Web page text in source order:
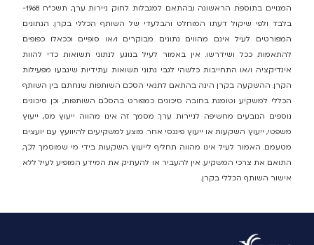
המנויים בתוספת הראשונה ובהתאם למגבלות לחוק ניירות ערך, תשכ"ח 1968-
בלבד ולפי שיקול דעתו המוחלט והבלעדי של השותף הכללי בקרן. הנתונים
המפורטים לעיל אינם מהווים נתונים מבוקרים ו/או סופיים וככאלו כפופים
להתאמות ככל ושידרשו. אין באמור לעיל בנוגע לנתוני תשואות כדי להוות
אינדיקציה ו/או התחייבות כלשהי לגבי נתוני תשואות עתידיות שינבעו מפעילות
הקרן. ההשקעה בקרן הינה בהתאם לתנאי הסכם השותפות שנחתם בין השותף
הכללי למשקיע וטומנת בחובה סיכונים כמפורט בהסכם השותפות, וכן סיכונים
נוספים הנובעים מחשיפה לניירות ערך. מסמך זה אינו מהווה ייעוץ מס, ייעוץ
משפטי, ייעוץ השקעות או ייעוץ פיננסי אחר. מוצע למשקיעים להיוועץ עם יועצים
מטעמם. האמור לעיל אינו מהווה תחליף לייעוץ השקעות בידי מי שמוסמך לכך,
התואם את צרכי המשקיע. אין להעביר או להעתיק את המידע המופיע לעיל ללא
אישור השותף הכללי בקרן.